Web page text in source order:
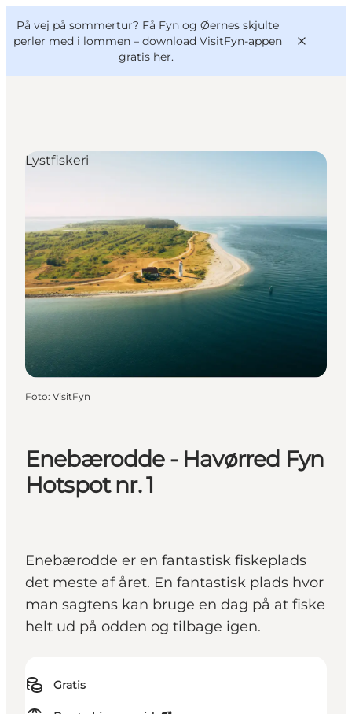
På vej på sommertur? Få Fyn og Øernes skjulte
perler med i lommen – download VisitFyn-appen
gratis her.
Oplevelser
Mad og drikke
Overnatning
Book lokale oplevelser
VisitFyn
Deutsch
Enebærodde - Havørred Fyn
Hotspot nr. 1
Enebærodde er en fantastisk fiskeplads
det meste af året. En fantastisk plads hvor
man sagtens kan bruge en dag på at fiske
helt ud på odden og tilbage igen.
Gratis
Lystfiskeri
Foto: VisitFyn